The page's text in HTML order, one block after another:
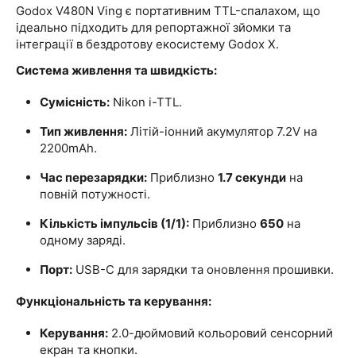
Godox V480N Ving є портативним TTL-спалахом, що
ідеально підходить для репортажної зйомки та
інтеграції в бездротову екосистему Godox X.
Система живлення та швидкість:
Сумісність: Nikon i-TTL.
Тип живлення: Літій-іонний акумулятор 7.2V на
2200mAh.
Час перезарядки: Приблизно 1.7 секунди на
повній потужності.
Кількість імпульсів (1/1): Приблизно 650 на
одному заряді.
Порт: USB-C для зарядки та оновлення прошивки.
Функціональність та керування:
Керування: 2.0-дюймовий кольоровий сенсорний
екран та кнопки.